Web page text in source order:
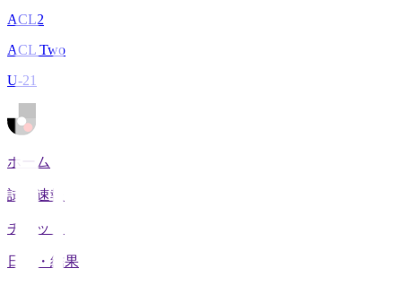
ACL2
ACL Two
U-21
ホーム
試合速報
チケット
日程・結果